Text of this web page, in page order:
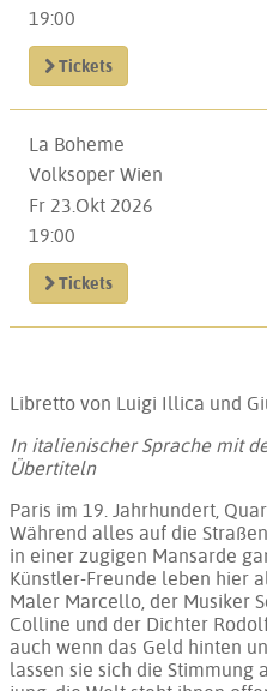
19:00
Tickets
La Boheme
Volksoper Wien
Fr 23.Okt 2026
19:00
Tickets
Libretto von Luigi Illica und
In italienischer Sprache mit
Übertiteln
Paris im 19. Jahrhundert,
Während alles auf die
in einer zugigen Mansarde
Künstler-Freunde leben hier
Maler Marcello, der Musiker
Colline und der Dichter
auch wenn das Geld hinten
lassen sie sich die Stimmung